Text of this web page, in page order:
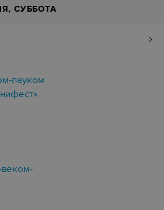
СУББОТА
пауком